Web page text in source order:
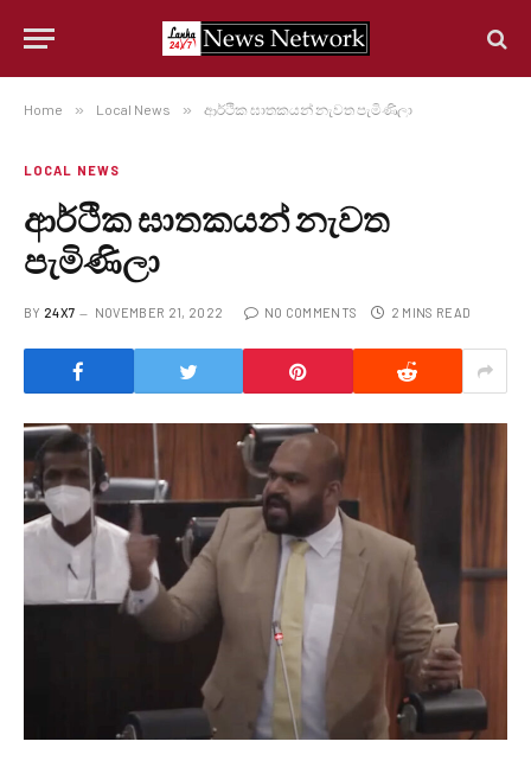
Home » Local News » ආර්ථික ඝාතකයන් නැවත පැමිණිලා
LOCAL NEWS
ආර්ථික ඝාතකයන් නැවත
පැමිණිලා
BY 24X7 NOVEMBER 21, 2022 NO COMMENTS 2 MINS READ